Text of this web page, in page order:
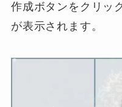
作成ボタンをクリッ
が表示されます。